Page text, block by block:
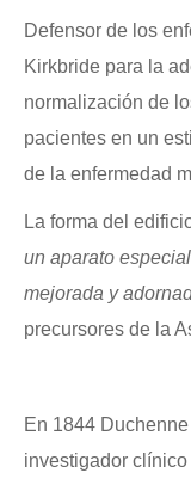
Defensor de los
Kirkbride para la
normalización de
pacientes en un
de la enfermedad
La forma del
un aparato
mejorada y
precursores de la
En 1844
investigador